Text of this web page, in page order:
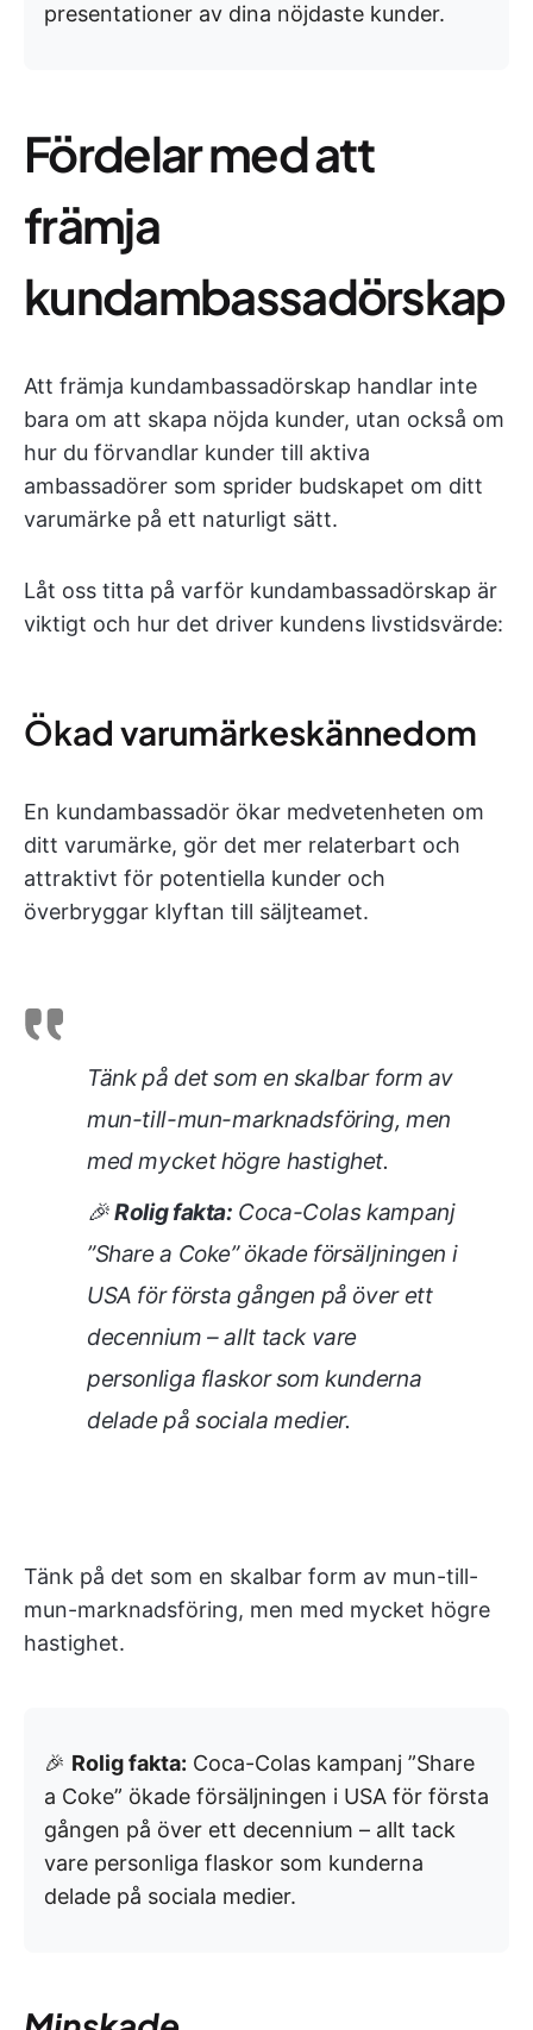
presentationer av dina nöjdaste kunder.
Fördelar med att
främja
kundambassadörskap
Att främja kundambassadörskap handlar inte
bara om att skapa nöjda kunder, utan också om
hur du förvandlar kunder till aktiva
ambassadörer som sprider budskapet om ditt
varumärke på ett naturligt sätt.
Låt oss titta på varför kundambassadörskap är
viktigt och hur det driver kundens livstidsvärde:
Ökad varumärkeskännedom
En kundambassadör ökar medvetenheten om
ditt varumärke, gör det mer relaterbart och
attraktivt för potentiella kunder och
överbryggar klyftan till säljteamet.
Tänk på det som en skalbar form av
mun-till-mun-marknadsföring, men
med mycket högre hastighet.
🎉Rolig fakta: Coca-Colas kampanj
”Share a Coke” ökade försäljningen i
USA för första gången på över ett
decennium – allt tack vare
personliga flaskor som kunderna
delade på sociala medier.
Tänk på det som en skalbar form av mun-till-
mun-marknadsföring, men med mycket högre
hastighet.
🎉 Rolig fakta: Coca-Colas kampanj ”Share
a Coke” ökade försäljningen i USA för första
gången på över ett decennium – allt tack
vare personliga flaskor som kunderna
delade på sociala medier.